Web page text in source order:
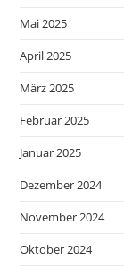
Mai 2025
April 2025
März 2025
Februar 2025
Januar 2025
Dezember 2024
November 2024
Oktober 2024